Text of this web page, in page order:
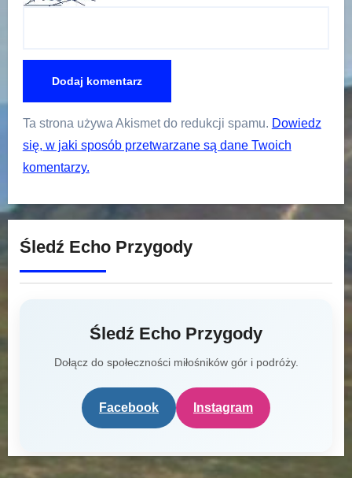
Ta strona używa Akismet do redukcji spamu. Dowiedz
się, w jaki sposób przetwarzane są dane Twoich
komentarzy.
Śledź Echo Przygody
Śledź Echo Przygody
Dołącz do społeczności miłośników gór i podróży.
Facebook Instagram